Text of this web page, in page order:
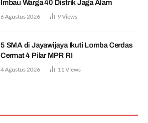
Imbau Warga 40 Distrik Jaga Alam
6 Agustus 2026 9Views
5 SMA di Jayawijaya Ikuti Lomba Cerdas
Cermat 4 Pilar MPR RI
4 Agustus 2026 11 Views